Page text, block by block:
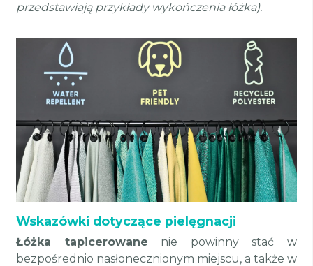
przedstawiają przykłady wykończenia łóżka).
Wskazówki dotyczące pielęgnacji
Łóżka tapicerowane nie powinny stać w
bezpośrednio nasłonecznionym miejscu, a także w